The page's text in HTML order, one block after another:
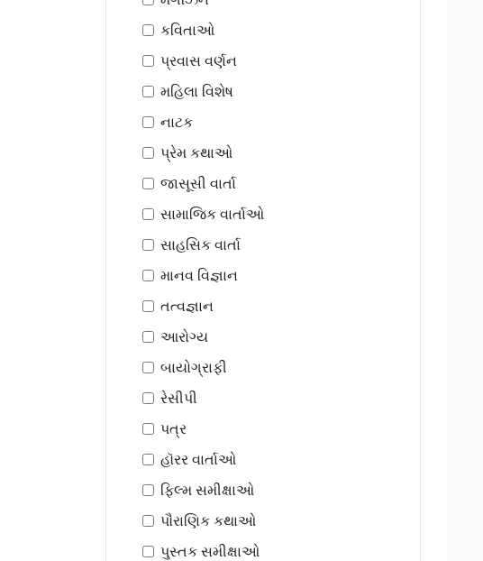
કવિતાઓ
પ્રવાસ વર્ણન
મહિલા વિશેષ
નાટક
પ્રેમ કથાઓ
જાસૂસી વાર્તા
સામાજિક વાર્તાઓ
સાહસિક વાર્તા
માનવ વિજ્ઞાન
તત્વજ્ઞાન
આરોગ્ય
બાયોગ્રાફી
રેસીપી
પત્ર
હૉરર વાર્તાઓ
ફિલ્મ સમીક્ષાઓ
પૌરાણિક કથાઓ
પુસ્તક સમીક્ષાઓ